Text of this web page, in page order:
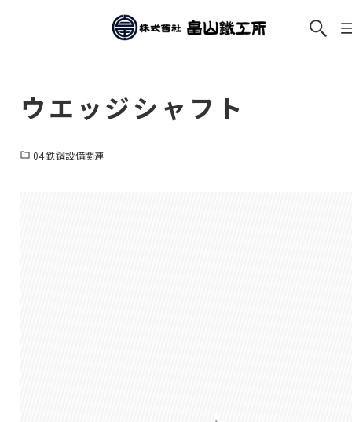
ウエッジシャフト
04 鉄鋼設備関連